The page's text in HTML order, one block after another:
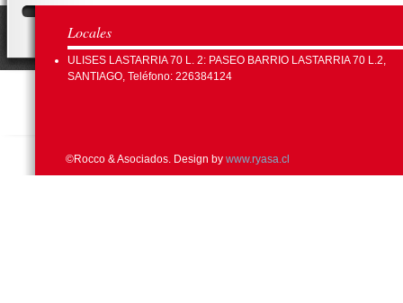
Locales
ULISES LASTARRIA 70 L. 2: PASEO BARRIO LASTARRIA 70 L.2,
SANTIAGO, Teléfono: 226384124
©Rocco & Asociados. Design by www.ryasa.cl